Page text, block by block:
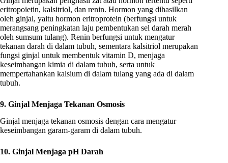
eritropoietin, kalsitriol, dan renin. Hormon yang dihasilkan
oleh ginjal, yaitu hormon eritroprotein (berfungsi untuk
merangsang peningkatan laju pembentukan sel darah merah
oleh sumsum tulang). Renin berfungsi untuk mengatur
tekanan darah di dalam tubuh, sementara kalsitriol merupakan
fungsi ginjal untuk membentuk vitamin D, menjaga
keseimbangan kimia di dalam tubuh, serta untuk
mempertahankan kalsium di dalam tulang yang ada di dalam
tubuh.
9. Ginjal Menjaga Tekanan Osmosis
Ginjal menjaga tekanan osmosis dengan cara mengatur
keseimbangan garam-garam di dalam tubuh.
10. Ginjal Menjaga pH Darah